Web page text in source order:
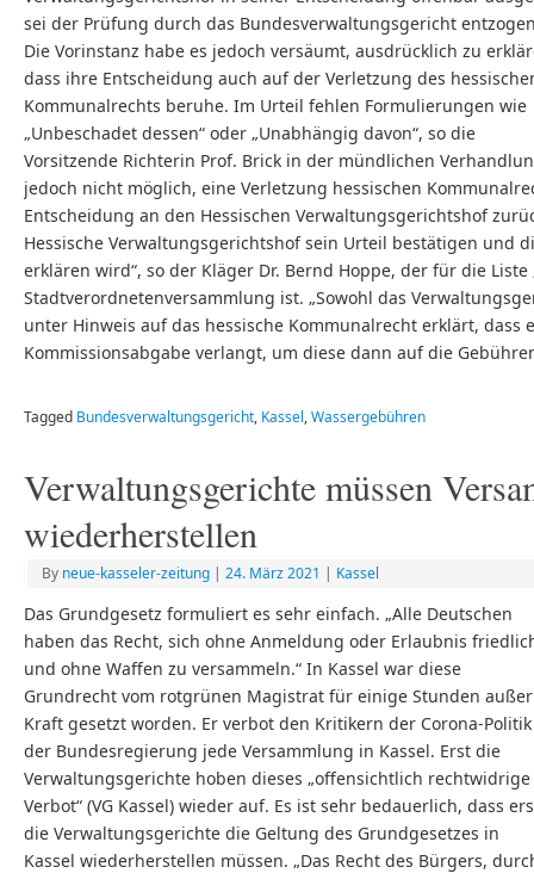
sei der Prüfung durch das Bundesverwaltungsgericht
Die Vorinstanz habe es jedoch versäumt, ausdrücklich zu
dass ihre Entscheidung auch auf der Verletzung des
Kommunalrechts beruhe. Im Urteil fehlen Formulierungen wie
„Unbeschadet dessen“ oder „Unabhängig davon“, so die
Vorsitzende Richterin Prof. Brick in der mündlichen
jedoch nicht möglich, eine Verletzung hessischen
Entscheidung an den Hessischen Verwaltungsgerichtshof
Hessische Verwaltungsgerichtshof sein Urteil bestätigen und
erklären wird“, so der Kläger Dr. Bernd Hoppe, der für die
Stadtverordnetenversammlung ist. „Sowohl das
unter Hinweis auf das hessische Kommunalrecht erklärt,
Kommissionsabgabe verlangt, um diese dann auf die
Tagged Bundesverwaltungsgericht, Kassel,Wassergebühren
Verwaltungsgerichte müssen
wiederherstellen
By neue-kasseler-zeitung | 24. März 2021 | Kassel
Das Grundgesetz formuliert es sehr einfach. „Alle Deutschen
haben das Recht, sich ohne Anmeldung oder Erlaubnis
und ohne Waffen zu versammeln.“ In Kassel war diese
Grundrecht vom rotgrünen Magistrat für einige Stunden außer
Kraft gesetzt worden. Er verbot den Kritikern der Corona-Politik
der Bundesregierung jede Versammlung in Kassel. Erst die
Verwaltungsgerichte hoben dieses „offensichtlich rechtwidrige
Verbot“ (VG Kassel) wieder auf. Es ist sehr bedauerlich, dass
die Verwaltungsgerichte die Geltung des Grundgesetzes in
Kassel wiederherstellen müssen. „Das Recht des Bürgers,